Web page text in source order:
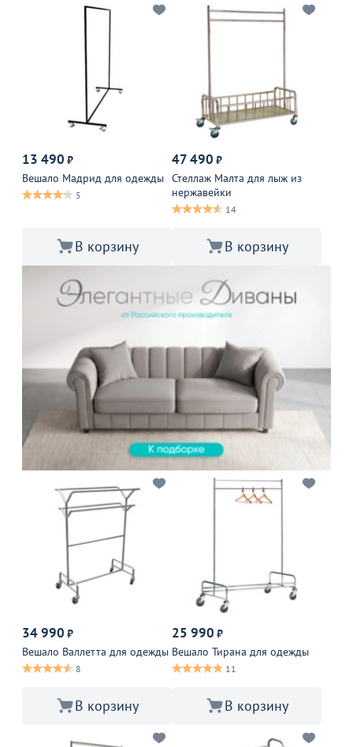
13 490 ₽
Вешало Мадрид для одежды
5
В корзину
47 490 ₽
Стеллаж Малта для лыж из
нержавейки
14
В корзину
34 990 ₽
Вешало Валлетта для одежды
8
В корзину
25 990 ₽
Вешало Тирана для одежды
11
В корзину